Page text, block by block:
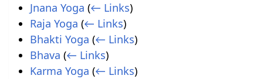
Jnana Yoga (← Links)
Raja Yoga (← Links)
Bhakti Yoga (← Links)
Bhava (← Links)
Karma Yoga (← Links)